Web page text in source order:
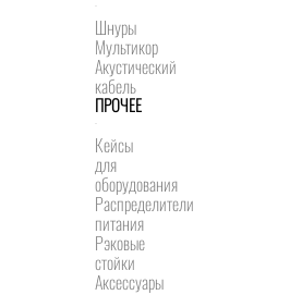
Шнуры
Мультикор
Акустический
кабель
ПРОЧЕЕ
Кейсы
для
оборудования
Распределители
питания
Рэковые
стойки
Аксессуары